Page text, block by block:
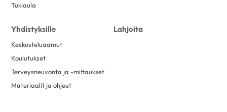
Tukiaula
Yhdistyksille
Keskusteluaamut
Koulutukset
Terveysneuvonta ja -mittaukset
Materiaalit ja ohjeet
Lahjoita